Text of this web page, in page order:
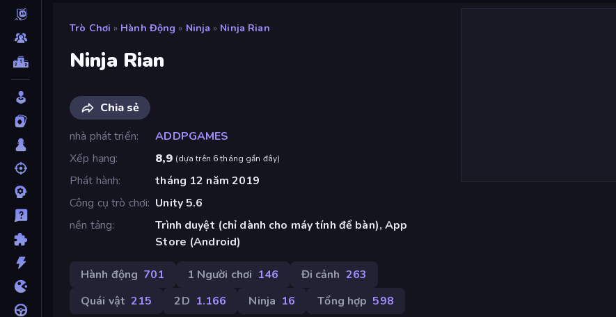
Trò Chơi » Hành Động » Ninja » Ninja Rian
Ninja Rian
Chia sẻ
nhà phát triển
ADDPGAMES
Xếp hạng
8,9 (dựa trên 6 tháng gần đây)
Phát hành
tháng 12 năm 2019
Công cụ trò chơi Unity 5.6
nền tảng
Trình duyệt (chỉ dành cho máy tính để bàn), App
Store (Android)
Hành động 701 1 Người chơi 146 Đi cảnh 263
Quái vật 215 2D 1.166 Ninja 16 Tổng hợp 598